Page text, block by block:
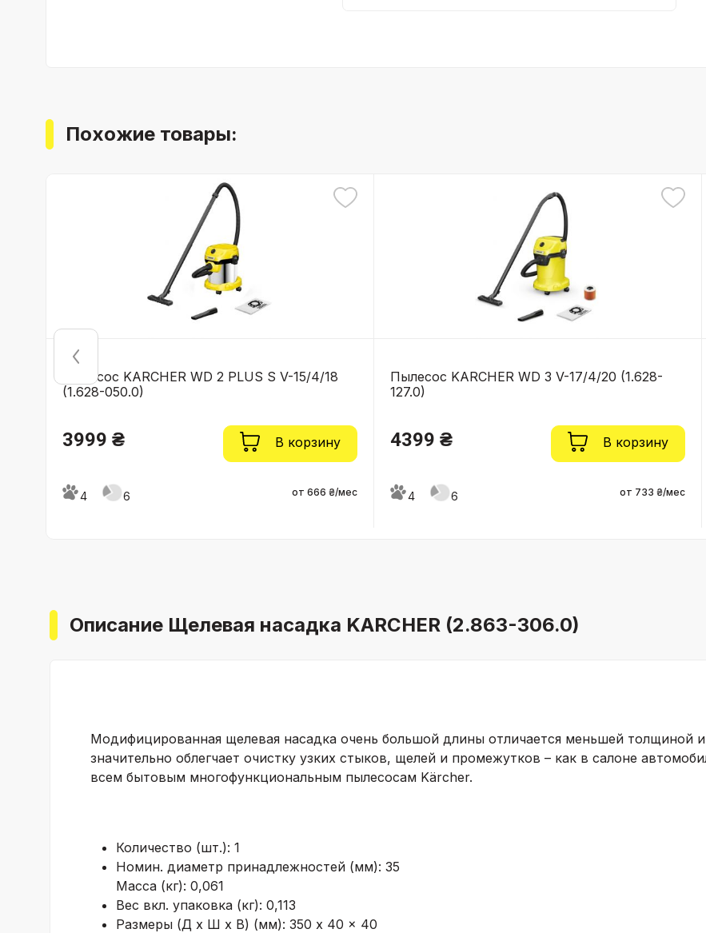
Похожие товары:
Пылесос KARCHER WD 2 PLUS S V-15/4/18
(1.628-050.0)
3999 ₴ В корзину
4 6 от 666 ₴/мес
Пылесос KARCHER WD 3 V-17/4/20 (1.628-
127.0)
4399 ₴ В корзину
4 6 от 733 ₴/мес
Описание Щелевая насадка KARCHER (2.863-306.0)
Модифицированная щелевая насадка очень большой длины отличается меньшей толщиной
значительно облегчает очистку узких стыков, щелей и промежутков – как в салоне
всем бытовым многофункциональным пылесосам Kärcher.
Количество (шт.): 1
Номин. диаметр принадлежностей (мм): 35
Масса (кг): 0,061
Вес вкл. упаковка (кг): 0,113
Размеры (Д х Ш х В) (мм): 350 x 40 x 40